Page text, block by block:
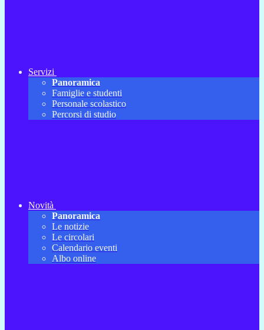
Servizi
Panoramica
Famiglie e studenti
Personale scolastico
Percorsi di studio
Novità
Panoramica
Le notizie
Le circolari
Calendario eventi
Albo online